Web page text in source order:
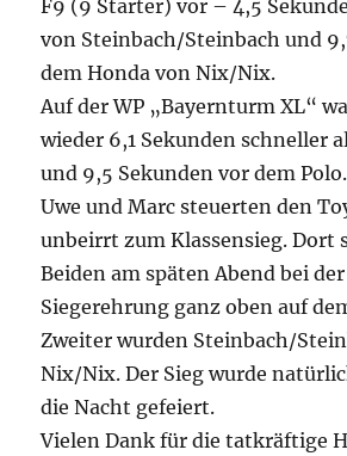
F9 (9 Starter) vor – 4,5
von Steinbach/Steinbach und
dem Honda von Nix/Nix.
Auf der WP „Bayernturm XL“
wieder 6,1 Sekunden schneller
und 9,5 Sekunden vor dem Polo.
Uwe und Marc steuerten den
unbeirrt zum Klassensieg. Dort
Beiden am späten Abend bei
Siegerehrung ganz oben auf
Zweiter wurden Steinbach/
Nix/Nix. Der Sieg wurde
die Nacht gefeiert.
Vielen Dank für die tatkräftige